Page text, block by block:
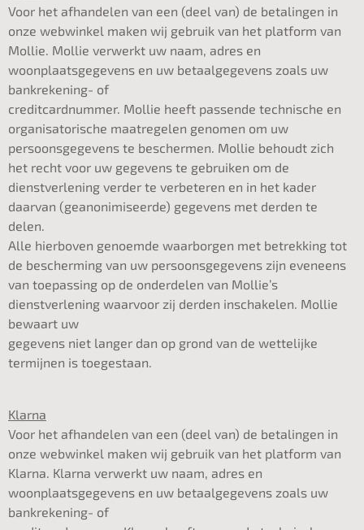
Voor het afhandelen van een (deel van) de betalingen in
onze webwinkel maken wij gebruik van het platform van
Mollie. Mollie verwerkt uw naam, adres en
woonplaatsgegevens en uw betaalgegevens zoals uw
bankrekening- of
creditcardnummer. Mollie heeft passende technische en
organisatorische maatregelen genomen om uw
persoonsgegevens te beschermen. Mollie behoudt zich
het recht voor uw gegevens te gebruiken om de
dienstverlening verder te verbeteren en in het kader
daarvan (geanonimiseerde) gegevens met derden te
delen.
Alle hierboven genoemde waarborgen met betrekking tot
de bescherming van uw persoonsgegevens zijn eveneens
van toepassing op de onderdelen van Mollie’s
dienstverlening waarvoor zij derden inschakelen. Mollie
bewaart uw
gegevens niet langer dan op grond van de wettelijke
termijnen is toegestaan.
Klarna
Voor het afhandelen van een (deel van) de betalingen in
onze webwinkel maken wij gebruik van het platform van
Klarna. Klarna verwerkt uw naam, adres en
woonplaatsgegevens en uw betaalgegevens zoals uw
bankrekening- of